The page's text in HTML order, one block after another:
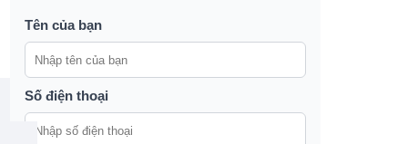
Tên của bạn
Số điện thoại